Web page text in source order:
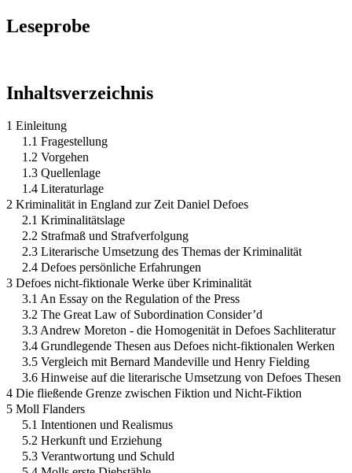
Leseprobe
Inhaltsverzeichnis
1 Einleitung
1.1 Fragestellung
1.2 Vorgehen
1.3 Quellenlage
1.4 Literaturlage
2 Kriminalität in England zur Zeit Daniel Defoes
2.1 Kriminalitätslage
2.2 Strafmaß und Strafverfolgung
2.3 Literarische Umsetzung des Themas der Kriminalität
2.4 Defoes persönliche Erfahrungen
3 Defoes nicht-fiktionale Werke über Kriminalität
3.1 An Essay on the Regulation of the Press
3.2 The Great Law of Subordination Consider’d
3.3 Andrew Moreton - die Homogenität in Defoes Sachliteratur
3.4 Grundlegende Thesen aus Defoes nicht-fiktionalen Werken
3.5 Vergleich mit Bernard Mandeville und Henry Fielding
3.6 Hinweise auf die literarische Umsetzung von Defoes Thesen
4 Die fließende Grenze zwischen Fiktion und Nicht-Fiktion
5 Moll Flanders
5.1 Intentionen und Realismus
5.2 Herkunft und Erziehung
5.3 Verantwortung und Schuld